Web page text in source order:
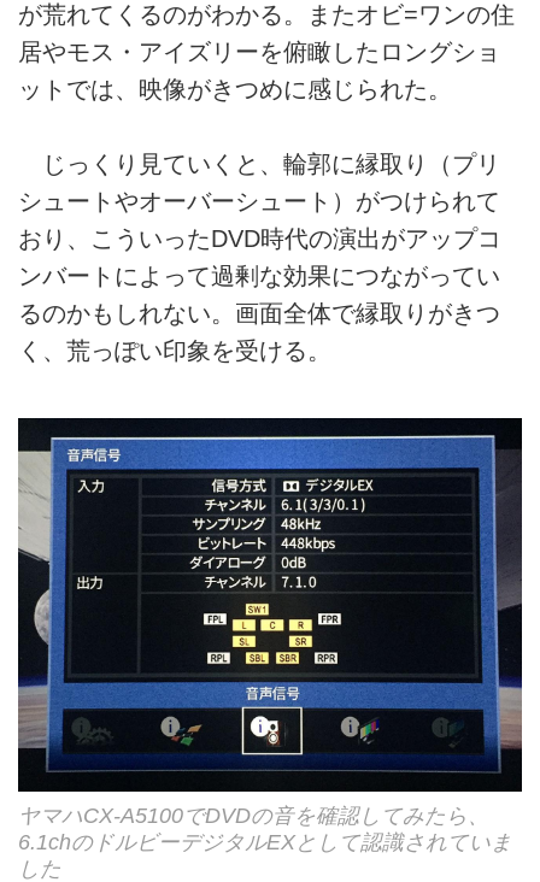
が荒れてくるのがわかる。またオビ=ワンの住
居やモス・アイズリーを俯瞰したロングショ
ットでは、映像がきつめに感じられた。
じっくり見ていくと、輪郭に縁取り（プリ
シュートやオーバーシュート）がつけられて
おり、こういったDVD時代の演出がアップコ
ンバートによって過剰な効果につながってい
るのかもしれない。画面全体で縁取りがきつ
く、荒っぽい印象を受ける。
ヤマハCX-A5100でDVDの音を確認してみたら、
6.1chのドルビーデジタルEXとして認識されていま
した